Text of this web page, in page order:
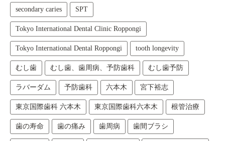
secondary caries SPT
Tokyo International Dental Clinic Roppongi
Tokyo International Dental Roppongi tooth longevity
むし歯 むし歯、歯周病、予防歯科 むし歯予防
ラバーダム 予防歯科 六本木 宮下裕志
東京国際歯科 六本木 東京国際歯科六本木 根管治療
歯の寿命 歯の痛み 歯周病 歯間ブラシ